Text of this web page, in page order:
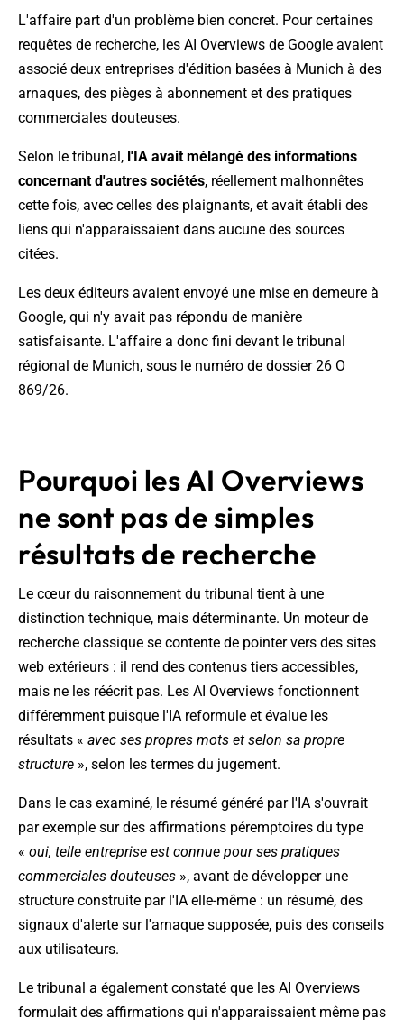
L'affaire part d'un problème bien concret. Pour certaines
requêtes de recherche, les AI Overviews de Google avaient
associé deux entreprises d'édition basées à Munich à des
arnaques, des pièges à abonnement et des pratiques
commerciales douteuses.
Selon le tribunal, l'IA avait mélangé des informations
concernant d'autres sociétés, réellement malhonnêtes
cette fois, avec celles des plaignants, et avait établi des
liens qui n'apparaissaient dans aucune des sources
citées.
Les deux éditeurs avaient envoyé une mise en demeure à
Google, qui n'y avait pas répondu de manière
satisfaisante. L'affaire a donc fini devant le tribunal
régional de Munich, sous le numéro de dossier 26 O
869/26.
Pourquoi les AI Overviews
ne sont pas de simples
résultats de recherche
Le cœur du raisonnement du tribunal tient à une
distinction technique, mais déterminante. Un moteur de
recherche classique se contente de pointer vers des sites
web extérieurs : il rend des contenus tiers accessibles,
mais ne les réécrit pas. Les AI Overviews fonctionnent
différemment puisque l'IA reformule et évalue les
résultats « avec ses propres mots et selon sa propre
structure », selon les termes du jugement.
Dans le cas examiné, le résumé généré par l'IA s'ouvrait
par exemple sur des affirmations péremptoires du type
« oui, telle entreprise est connue pour ses pratiques
commerciales douteuses », avant de développer une
structure construite par l'IA elle-même : un résumé, des
signaux d'alerte sur l'arnaque supposée, puis des conseils
aux utilisateurs.
Le tribunal a également constaté que les AI Overviews
formulait des affirmations qui n'apparaissaient même pas